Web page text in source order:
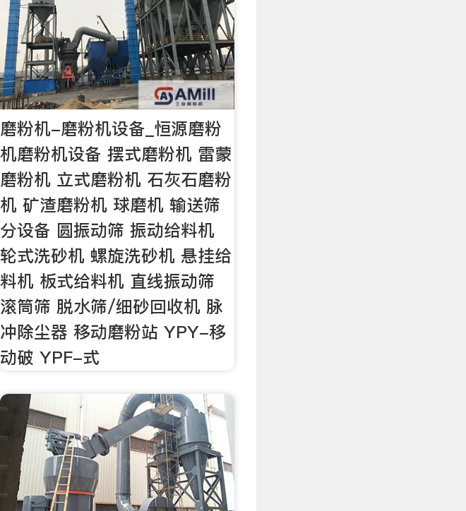
磨粉机-磨粉机设备_恒源磨粉
机磨粉机设备 摆式磨粉机 雷蒙
磨粉机 立式磨粉机 石灰石磨粉
机 矿渣磨粉机 球磨机 输送筛
分设备 圆振动筛 振动给料机
轮式洗砂机 螺旋洗砂机 悬挂给
料机 板式给料机 直线振动筛
滚筒筛 脱水筛/细砂回收机 脉
冲除尘器 移动磨粉站 YPY-移
动破 YPF-式